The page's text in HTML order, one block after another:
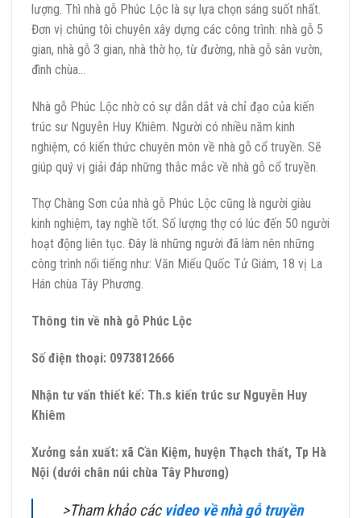
lượng. Thì nhà gỗ Phúc Lộc là sự lựa chọn sáng suốt nhất.
Đơn vị chúng tôi chuyên xây dựng các công trình: nhà gỗ 5
gian, nhà gỗ 3 gian, nhà thờ họ, từ đường, nhà gỗ sân vườn,
đình chùa…
Nhà gỗ Phúc Lộc nhờ có sự dẫn dắt và chỉ đạo của kiến
trúc sư Nguyễn Huy Khiêm. Người có nhiều năm kinh
nghiệm, có kiến thức chuyên môn về nhà gỗ cổ truyền. Sẽ
giúp quý vị giải đáp những thắc mắc về nhà gỗ cổ truyền.
Thợ Chàng Sơn của nhà gỗ Phúc Lộc cũng là người giàu
kinh nghiệm, tay nghề tốt. Số lượng thợ có lúc đến 50 người
hoạt động liên tục. Đây là những người đã làm nên những
công trình nổi tiếng như: Văn Miếu Quốc Tử Giám, 18 vị La
Hán chùa Tây Phương.
Thông tin về nhà gỗ Phúc Lộc
Số điện thoại: 0973812666
Nhận tư vấn thiết kế: Th.s kiến trúc sư Nguyễn Huy
Khiêm
Xưởng sản xuất: xã Cần Kiệm, huyện Thạch thất, Tp Hà
Nội (dưới chân núi chùa Tây Phương)
>Tham khảo các video về nhà gỗ truyền